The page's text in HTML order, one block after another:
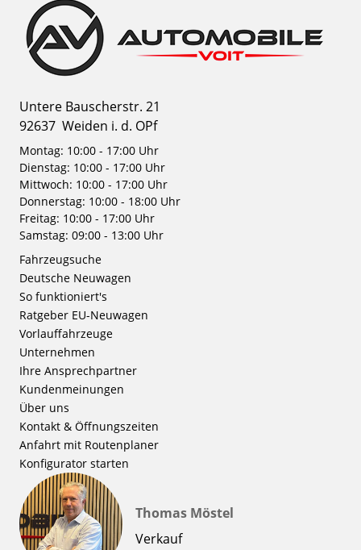
Untere Bauscherstr. 21
92637 Weiden i. d. OPf
Montag: 10:00 - 17:00 Uhr
Dienstag: 10:00 - 17:00 Uhr
Mittwoch: 10:00 - 17:00 Uhr
Donnerstag: 10:00 - 18:00 Uhr
Freitag: 10:00 - 17:00 Uhr
Samstag: 09:00 - 13:00 Uhr
Fahrzeugsuche
Deutsche Neuwagen
So funktioniert's
Ratgeber EU-Neuwagen
Vorlauffahrzeuge
Unternehmen
Ihre Ansprechpartner
Kundenmeinungen
Über uns
Kontakt & Öffnungszeiten
Anfahrt mit Routenplaner
Konfigurator starten
Thomas Möstel
Verkauf